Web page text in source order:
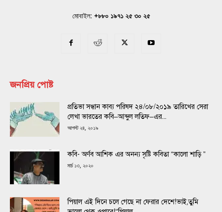
মোবাইল: +৮৮০ ১৯৭১ ২৫ ৩০ ২৫
জনপ্রিয় পোষ্ট
প্রতিভা সন্ধান কাব্য পরিষদ ২৪/০৮/২০১৯ তারিখের সেরা
লেখা ভারতের কবি–আব্দুল লতিফ–এর...
আগস্ট ২৪, ২০১৯
কবি- অর্ণব আশিক এর অনন্য সৃষ্টি কবিতা “কালো শাড়ি ”
মার্চ ১৩, ২০২০
পিয়াল এই দিনে চলে গেছে না ফেরার দেশে!ভাই,তুমি